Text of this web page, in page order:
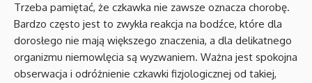
Trzeba pamiętać, że czkawka nie zawsze oznacza chorobę.
Bardzo często jest to zwykła reakcja na bodźce, które dla
dorosłego nie mają większego znaczenia, a dla delikatnego
organizmu niemowlęcia są wyzwaniem. Ważna jest spokojna
obserwacja i odróżnienie czkawki fizjologicznej od takiej,